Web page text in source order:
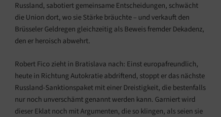
Russland, sabotiert gemeinsame Entscheidungen, schwächt
die Union dort, wo sie Stärke bräuchte – und verkauft den
Brüsseler Geldregen gleichzeitig als Beweis fremder Dekadenz,
den er heroisch abwehrt.
Robert Fico zieht in Bratislava nach: Einst europafreundlich,
heute in Richtung Autokratie abdriftend, stoppt er das nächste
Russland-Sanktionspaket mit einer Dreistigkeit, die bestenfalls
nur noch unverschämt genannt werden kann. Garniert wird
dieser Eklat noch mit Argumenten, die so klingen, als seien sie